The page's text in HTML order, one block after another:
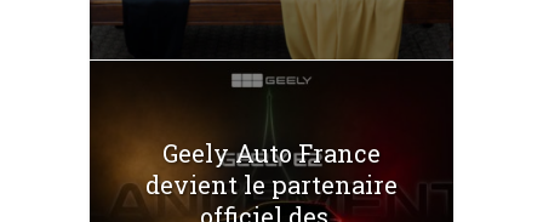
Geely Auto France
devient le partenaire